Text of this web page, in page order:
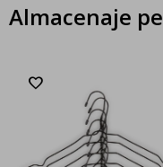
Almacenaje